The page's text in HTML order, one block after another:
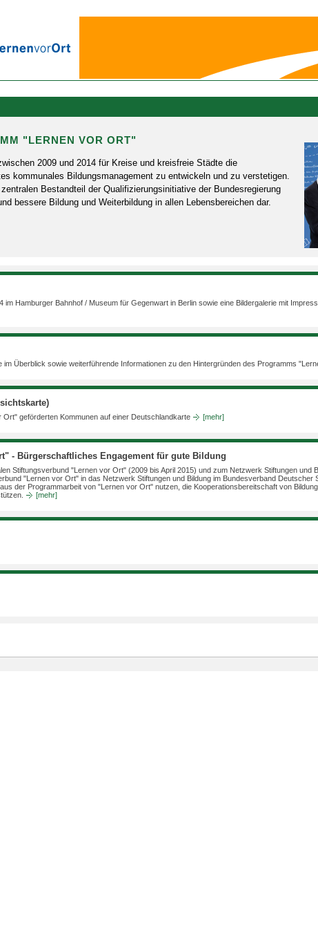
"LERNEN VOR ORT"
2009 und 2014 für Kreise und kreisfreie Städte die
kommunales Bildungsmanagement zu entwickeln und zu verstetigen.
Bestandteil der Qualifizierungsinitiative der Bundesregierung
bessere Bildung und Weiterbildung in allen Lebensbereichen dar.
im Hamburger Bahnhof / Museum für Gegenwart in Berlin sowie eine Bildergalerie mit
im Überblick sowie weiterführende Informationen zu den Hintergründen des Programms
geförderten Kommunen auf einer Deutschlandkarte [mehr]
- Bürgerschaftliches Engagement für gute Bildung
Stiftungsverbund "Lernen vor Ort" (2009 bis April 2015) und zum Netzwerk Stiftungen und
"Lernen vor Ort" in das Netzwerk Stiftungen und Bildung im Bundesverband Deutscher
der Programmarbeit von "Lernen vor Ort" nutzen, die Kooperationsbereitschaft von
[mehr]